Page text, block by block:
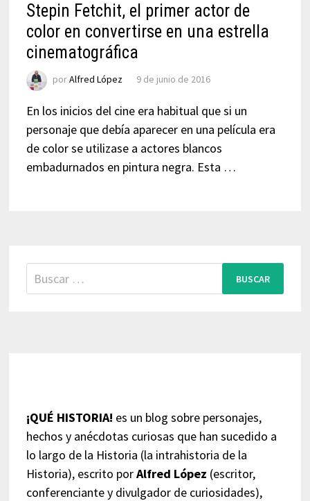
Stepin Fetchit, el primer actor de
color en convertirse en una estrella
cinematográfica
porAlfred López 9 de junio de 2016
En los inicios del cine era habitual que si un
personaje que debía aparecer en una película era
de color se utilizase a actores blancos
embadurnados en pintura negra. Esta …
Buscar:
¡QUÉ HISTORIA! es un blog sobre personajes,
hechos y anécdotas curiosas que han sucedido a
lo largo de la Historia (la intrahistoria de la
Historia), escrito porAlfred López (escritor,
conferenciante y divulgador de curiosidades),